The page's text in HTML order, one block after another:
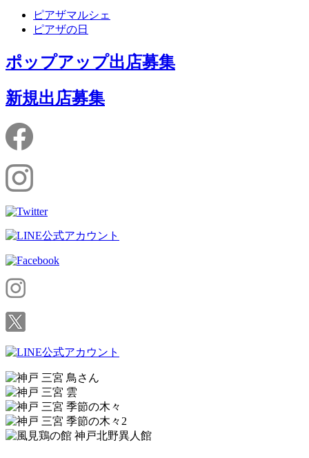
ピアザマルシェ
ピアザの日
ポップアップ出店募集
新規出店募集